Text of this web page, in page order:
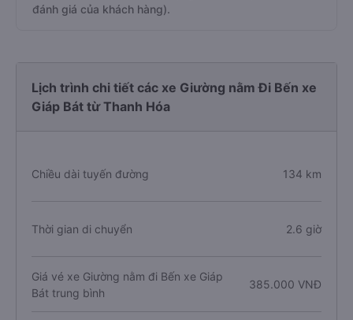
đánh giá của khách hàng).
Lịch trình chi tiết các xe Giường nằm Đi Bến xe
Giáp Bát từ Thanh Hóa
Chiều dài tuyến đường 134 km
Thời gian di chuyển 2.6 giờ
Giá vé xe Giường nằm đi Bến xe Giáp
Bát trung bình
385.000 VNĐ